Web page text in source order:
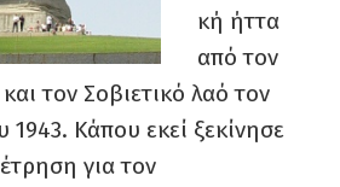
κή ήττα
από τον
τον Σοβιετικό λαό τον
Κάπου εκεί ξεκίνησε
για τον